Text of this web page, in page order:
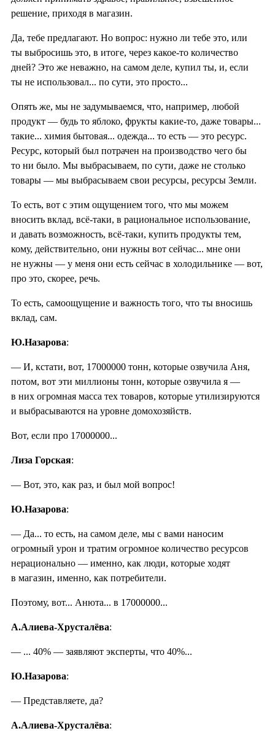
решение, приходя в магазин.
Да, тебе предлагают. Но вопрос: нужно ли тебе это, или
ты выбросишь это, в итоге, через какое-то количество
дней? Это же неважно, на самом деле, купил ты, и, если
ты не использовал... по сути, это просто...
Опять же, мы не задумываемся, что, например, любой
продукт — будь то яблоко, фрукты какие-то, даже товары...
такие... химия бытовая... одежда... то есть — это ресурс.
Ресурс, который был потрачен на производство чего бы
то ни было. Мы выбрасываем, по сути, даже не столько
товары — мы выбрасываем свои ресурсы, ресурсы Земли.
То есть, вот с этим ощущением того, что мы можем
вносить вклад, всё-таки, в рациональное использование,
и давать возможность, всё-таки, купить продукты тем,
кому, действительно, они нужны вот сейчас... мне они
не нужны — у меня они есть сейчас в холодильнике — вот,
про это, скорее, речь.
То есть, самоощущение и важность того, что ты вносишь
вклад, сам.
Ю.Назарова:
— И, кстати, вот, 17000000 тонн, которые озвучила Аня,
потом, вот эти миллионы тонн, которые озвучила я —
в них огромная масса тех товаров, которые утилизируются
и выбрасываются на уровне домохозяйств.
Вот, если про 17000000...
Лиза Горская:
— Вот, это, как раз, и был мой вопрос!
Ю.Назарова:
— Да... то есть, на самом деле, мы с вами наносим
огромный урон и тратим огромное количество ресурсов
нерационально — именно, как люди, которые ходят
в магазин, именно, как потребители.
Поэтому, вот... Анюта... в 17000000...
А.Алиева-Хрусталёва:
— ... 40% — заявляют эксперты, что 40%...
Ю.Назарова:
— Представляете, да?
А.Алиева-Хрусталёва: